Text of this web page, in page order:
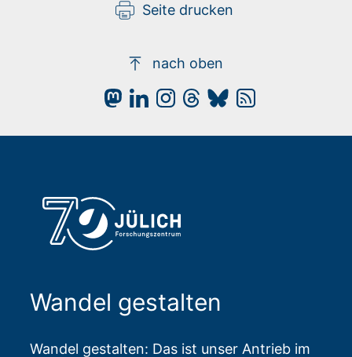
Seite drucken
nach oben
Wandel gestalten
Wandel gestalten: Das ist unser Antrieb im